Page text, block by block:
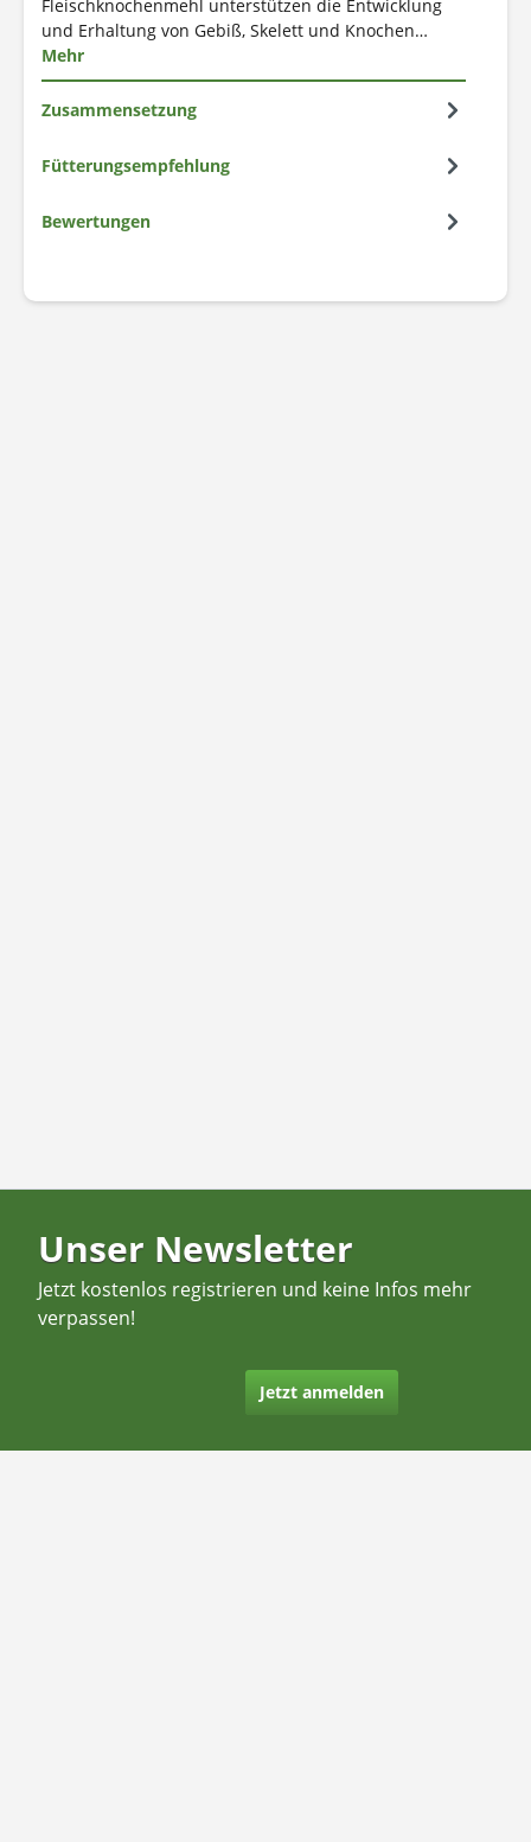
Fleischknochenmehl unterstützen die Entwicklung
und Erhaltung von Gebiß, Skelett und Knochen…
Mehr
Zusammensetzung
Fütterungsempfehlung
Bewertungen
Unser Newsletter
Jetzt kostenlos registrieren und keine Infos mehr
verpassen!
Jetzt anmelden